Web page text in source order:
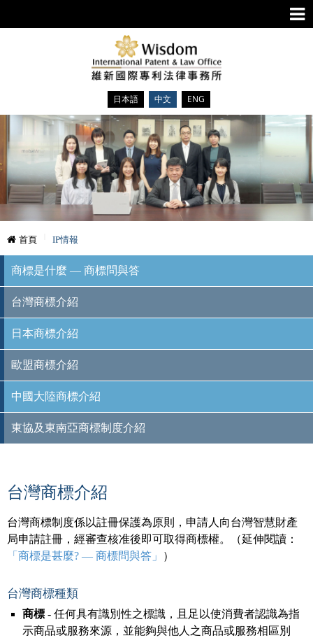
日本語 中文 ENG
首頁 IP情報
商標是什麼 — 商標問與答
台灣商標介紹
日本商標介紹
歐盟商標介紹
中國大陸商標介紹
東協及東南亞商標制度介紹
台灣商標介紹
台灣商標制度係以註冊保護為原則，申請人向台灣智慧財產
局申請註冊，經審查核准後即可取得商標權。（延伸閱讀：
「商標是甚麼? — 商標問與答」
）
台灣商標種類
商標 - 任何具有識別性之標識，且足以使消費者認識為指
示商品或服務來源，並能夠與他人之商品或服務相區別